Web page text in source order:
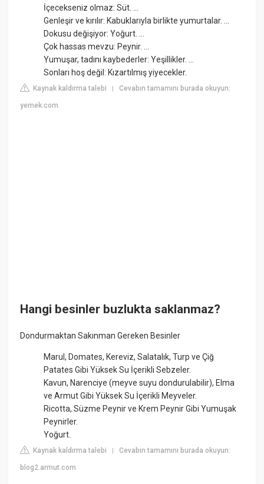
İçecekseniz olmaz: Süt. ...
Genleşir ve kırılır: Kabuklarıyla birlikte yumurtalar. ...
Dokusu değişiyor: Yoğurt. ...
Çok hassas mevzu: Peynir. ...
Yumuşar, tadını kaybederler: Yeşillikler. ...
Sonları hoş değil: Kızartılmış yiyecekler.
Kaynak kaldırma talebi |Cevabın tamamını burada okuyun:
yemek.com
Hangi besinler buzlukta saklanmaz?
Dondurmaktan Sakınman Gereken Besinler
Marul, Domates, Kereviz, Salatalık, Turp ve Çiğ
Patates Gibi Yüksek Su İçerikli Sebzeler.
Kavun, Narenciye (meyve suyu dondurulabilir), Elma
ve Armut Gibi Yüksek Su İçerikli Meyveler.
Ricotta, Süzme Peynir ve Krem Peynir Gibi Yumuşak
Peynirler.
Yoğurt.
Kaynak kaldırma talebi |Cevabın tamamını burada okuyun:
blog2.armut.com